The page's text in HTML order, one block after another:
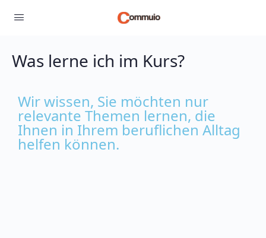
Was lerne ich im Kurs?
Wir wissen, Sie möchten nur
relevante Themen lernen, die
Ihnen in Ihrem beruflichen Alltag
helfen können.